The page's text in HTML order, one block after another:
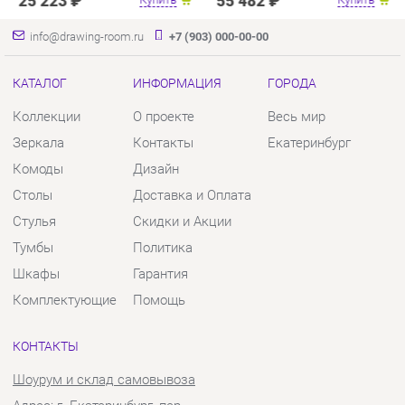
Столы
Тумбы
Шкафы
Комплектующие
Доставка и Оплата
Политика
Гарантия
Помощь
Шоурум и склад самовывоза
Адрес: г. Екатеринбург, пер.
Базовый, 47
Телефон: +7 (903) 000-00-00
Пн - Пт:10:00 - 18:00 (GMT+5)